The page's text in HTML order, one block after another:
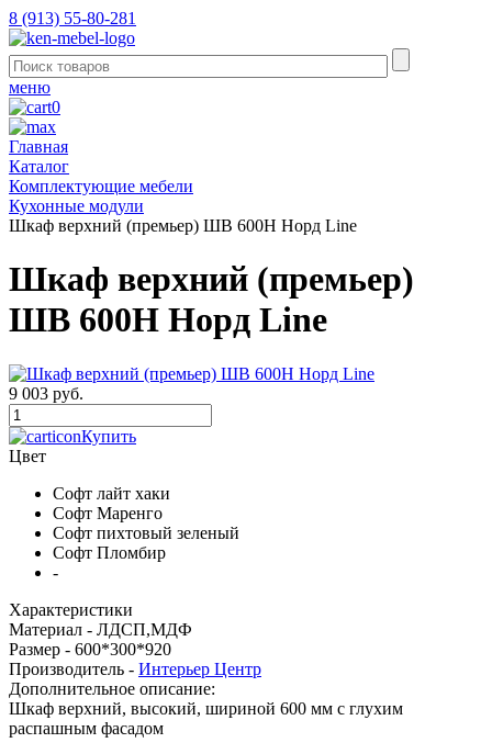
8 (913) 55-80-281
меню
0
Главная
Каталог
Комплектующие мебели
Кухонные модули
Шкаф верхний (премьер) ШВ 600Н Норд Line
Шкаф верхний (премьер)
ШВ 600Н Норд Line
9 003 руб.
Купить
Цвет
Софт лайт хаки
Софт Маренго
Софт пихтовый зеленый
Софт Пломбир
-
Характеристики
Материал - ЛДСП,МДФ
Размер - 600*300*920
Производитель - Интерьер Центр
Дополнительное описание:
Шкаф верхний, высокий, шириной 600 мм с глухим
распашным фасадом